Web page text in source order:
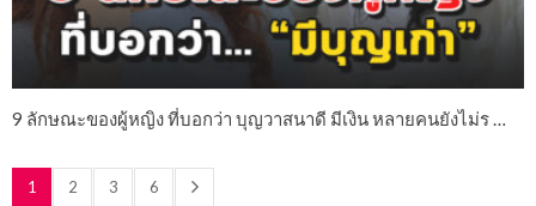
9 ลักษณะของผู้หญิง ที่บอกว่า บุญวาสนาดี มีเงิน หลายคนยังไม่ร …
1 2 3 6